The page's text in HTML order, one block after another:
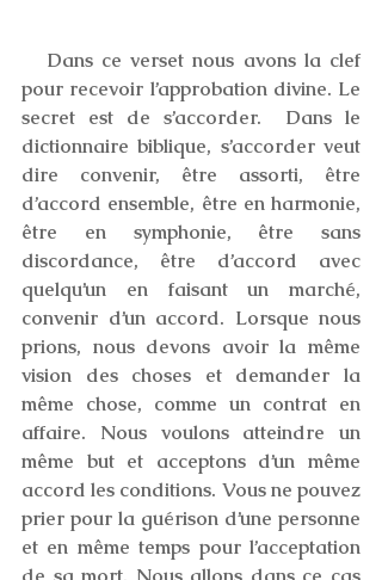
pour recevoir l’approbation divine. Le
secret est de s’accorder.  Dans le
dictionnaire biblique, s’accorder veut
dire convenir, être assorti, être
d’accord ensemble, être en harmonie,
être en symphonie, être sans
discordance, être d’accord avec
quelqu’un en faisant un marché,
convenir d’un accord. Lorsque nous
prions, nous devons avoir la même
vision des choses et demander la
même chose, comme un contrat en
affaire. Nous voulons atteindre un
même but et acceptons d’un même
accord les conditions. Vous ne pouvez
prier pour la guérison d’une personne
et en même temps pour l’acceptation